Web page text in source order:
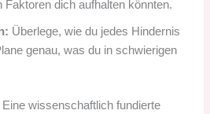
Faktoren dich aufhalten könnten.
Überlege, wie du jedes Hindernis
genau, was du in schwierigen
wissenschaftlich fundierte